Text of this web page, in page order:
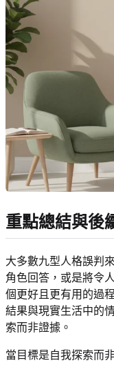
重點總結與後
大多數九型人格誤判
角色回答，或是將令
個更好且更有用的過
結果與現實生活中的
索而非證據。
當目標是自我探索而